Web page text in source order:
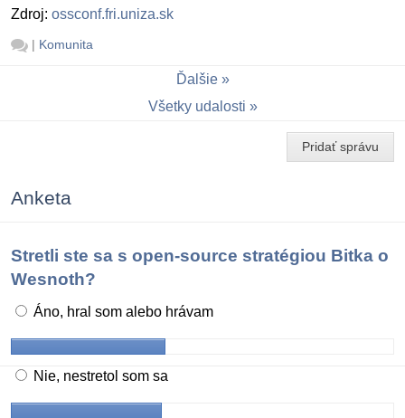
Zdroj: ossconf.fri.uniza.sk
| Komunita
Ďalšie
Všetky udalosti
Pridať správu
Anketa
Stretli ste sa s open-source stratégiou Bitka o
Wesnoth?
Áno, hral som alebo hrávam
Nie, nestretol som sa